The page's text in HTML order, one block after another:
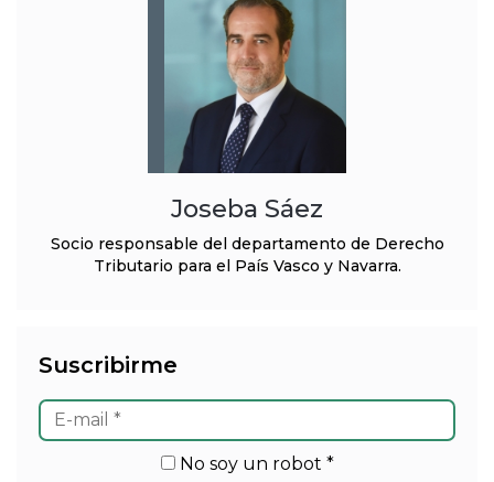
Joseba Sáez
Socio responsable del departamento de Derecho
Tributario para el País Vasco y Navarra.
Suscribirme
No soy un robot *